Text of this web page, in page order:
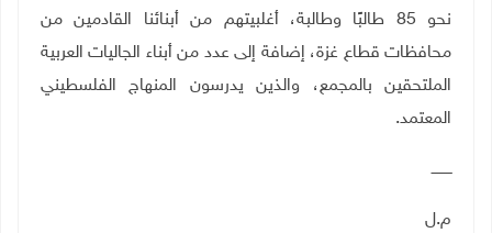
نحو 85 طالبًا وطالبة، أغلبيتهم من أبنائنا القادمين من
محافظات قطاع غزة، إضافة إلى عدد من أبناء الجاليات العربية
الملتحقين بالمجمع، والذين يدرسون المنهاج الفلسطيني
المعتمد.
ـــــــــ
م.ل